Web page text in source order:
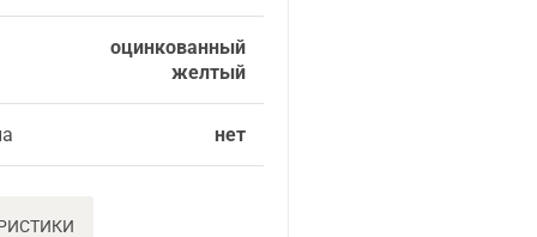
оцинкованный
желтый
нет